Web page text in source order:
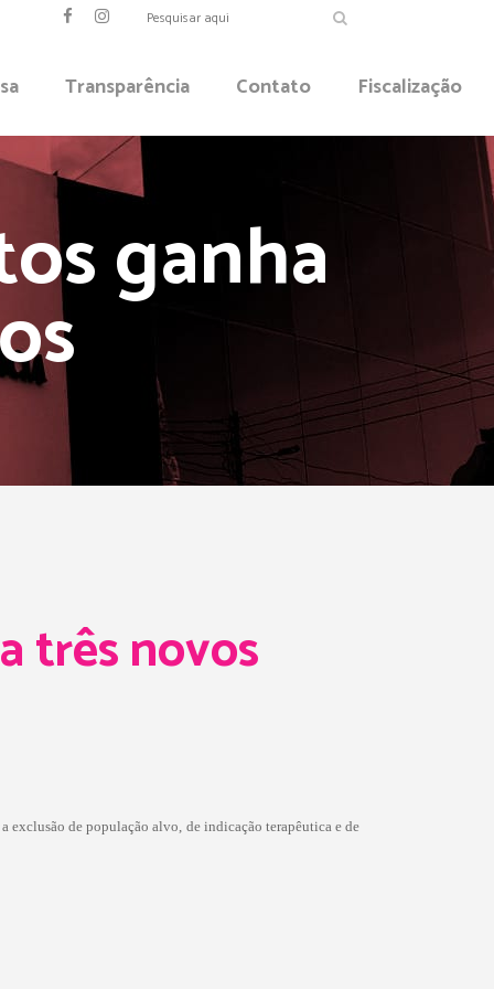
Transparência Contato Fiscalização
ganha
três novos
exclusão de população alvo, de indicação terapêutica e de